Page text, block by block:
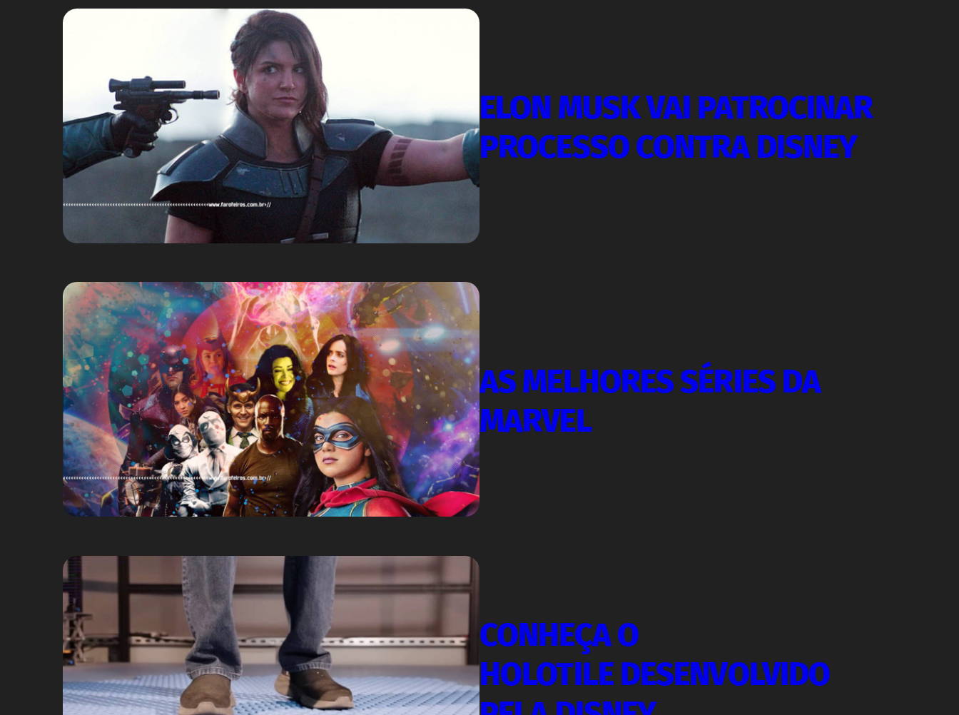
ELON MUSK VAI PATROCINAR
PROCESSO CONTRA DISNEY
AS MELHORES SÉRIES DA
MARVEL
CONHEÇA O
HOLOTILE DESENVOLVIDO